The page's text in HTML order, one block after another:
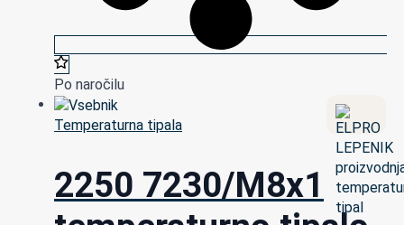
Po naročilu
Temperaturna tipala
2250 7230/M8x1